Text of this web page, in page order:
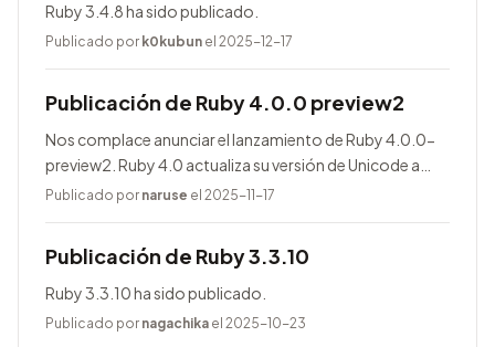
Ruby 3.4.8 ha sido publicado.
Publicado por k0kubun el 2025-12-17
Publicación de Ruby 4.0.0 preview2
Nos complace anunciar el lanzamiento de Ruby 4.0.0-
preview2. Ruby 4.0 actualiza su versión de Unicode a
17.0.0, entre otras novedades.
Publicado por naruse el 2025-11-17
Publicación de Ruby 3.3.10
Ruby 3.3.10 ha sido publicado.
Publicado por nagachika el 2025-10-23